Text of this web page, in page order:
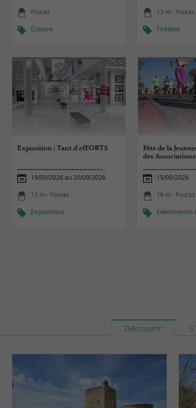
Fouras
Culture
13 m - Fouras
Théâtre
Exposition : Tant d'efFORTS
19/09/2026 au 20/09/2026
13 m - Fouras
Expositions
Fête de la
des Associations
19/09/2026
16 m - Fouras
Evènements
Découvrir